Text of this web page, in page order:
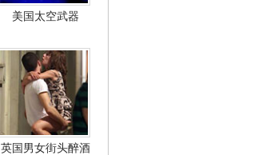
美国太空武器
英国男女街头醉酒